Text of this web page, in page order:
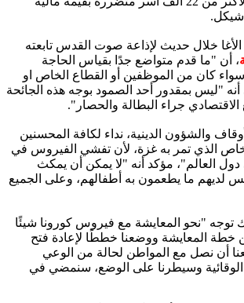
الأغا خلال حديث لإذاعة صوت القدس تابعته
، أن "ما قدم متواضع جدًا بقياس الحاجة
كان من الموظفين أو القطاع الخاص او
أنه "ليس بمقدور أحد الصمود بوجه هذه الجائحة
جراء البطالة والحصار".
والشؤون الدينية، نداء لكافة المحسنين
الذي تمر به غزة، لأن تفشي الفيروس في
العالم"، مؤكد أنه "لا يمكن أن يمكث
لديهم ما يطعمون به أطفالهم، وعلى الجميع
توجه "نحو المعايشة مع فيروس كورونا شيئًا
خطة المعايشة ووضعنا خططًا لإعادة فتح
أن نصل مع المواطن لحالة من الوعي
الوقائية وسيطرنا على الوضع، سنمضي في